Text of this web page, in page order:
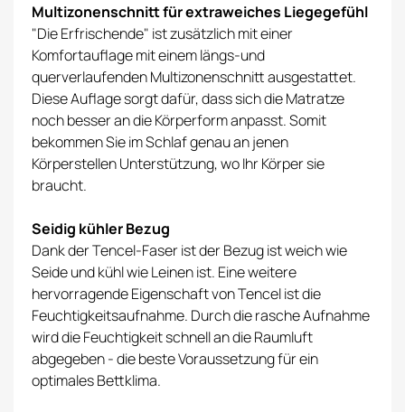
Multizonenschnitt für extraweiches Liegegefühl
"Die Erfrischende" ist zusätzlich mit einer
Komfortauflage mit einem längs-und
querverlaufenden Multizonenschnitt ausgestattet.
Diese Auflage sorgt dafür, dass sich die Matratze
noch besser an die Körperform anpasst. Somit
bekommen Sie im Schlaf genau an jenen
Körperstellen Unterstützung, wo Ihr Körper sie
braucht.
Seidig kühler Bezug
Dank der Tencel-Faser ist der Bezug ist weich wie
Seide und kühl wie Leinen ist. Eine weitere
hervorragende Eigenschaft von Tencel ist die
Feuchtigkeitsaufnahme. Durch die rasche Aufnahme
wird die Feuchtigkeit schnell an die Raumluft
abgegeben - die beste Voraussetzung für ein
optimales Bettklima.